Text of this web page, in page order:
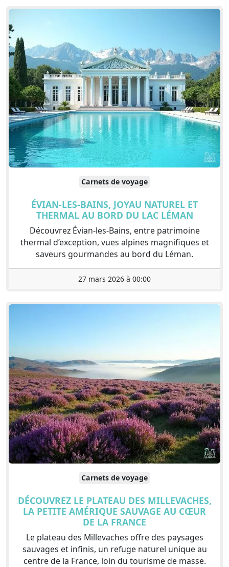
Carnets de voyage
ÉVIAN-LES-BAINS, JOYAU NATUREL ET
THERMAL AU BORD DU LAC LÉMAN
Découvrez Évian-les-Bains, entre patrimoine
thermal d’exception, vues alpines magnifiques et
saveurs gourmandes au bord du Léman.
27 mars 2026 à 00:00
Carnets de voyage
DÉCOUVREZ LE PLATEAU DES MILLEVACHES,
LA PETITE AMÉRIQUE SAUVAGE AU CŒUR
DE LA FRANCE
Le plateau des Millevaches offre des paysages
sauvages et infinis, un refuge naturel unique au
centre de la France, loin du tourisme de masse.